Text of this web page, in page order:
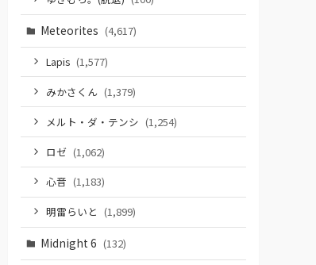
Meteorites (4,617)
Lapis (1,577)
みかさくん (1,379)
メルト・ダ・テンシ (1,254)
ロゼ (1,062)
心音 (1,183)
明雷らいと (1,899)
Midnight 6 (132)